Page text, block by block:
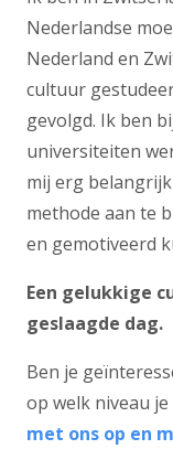
Nederlandse
Nederland en
cultuur
gevolgd. Ik ben
universiteiten
mij erg
methode aan te
en gemotiveerd
Een gelukkige
geslaagde dag.
Ben je
op welk niveau je
met ons op en